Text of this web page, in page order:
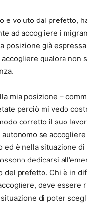
e voluto dal prefetto,
ad accogliere i
posizione già
qualora non
mia posizione –
perciò mi vedo
corretto il suo
se
è nella situazione
dedicarsi
del prefetto. Chi è in
deve essere
di poter